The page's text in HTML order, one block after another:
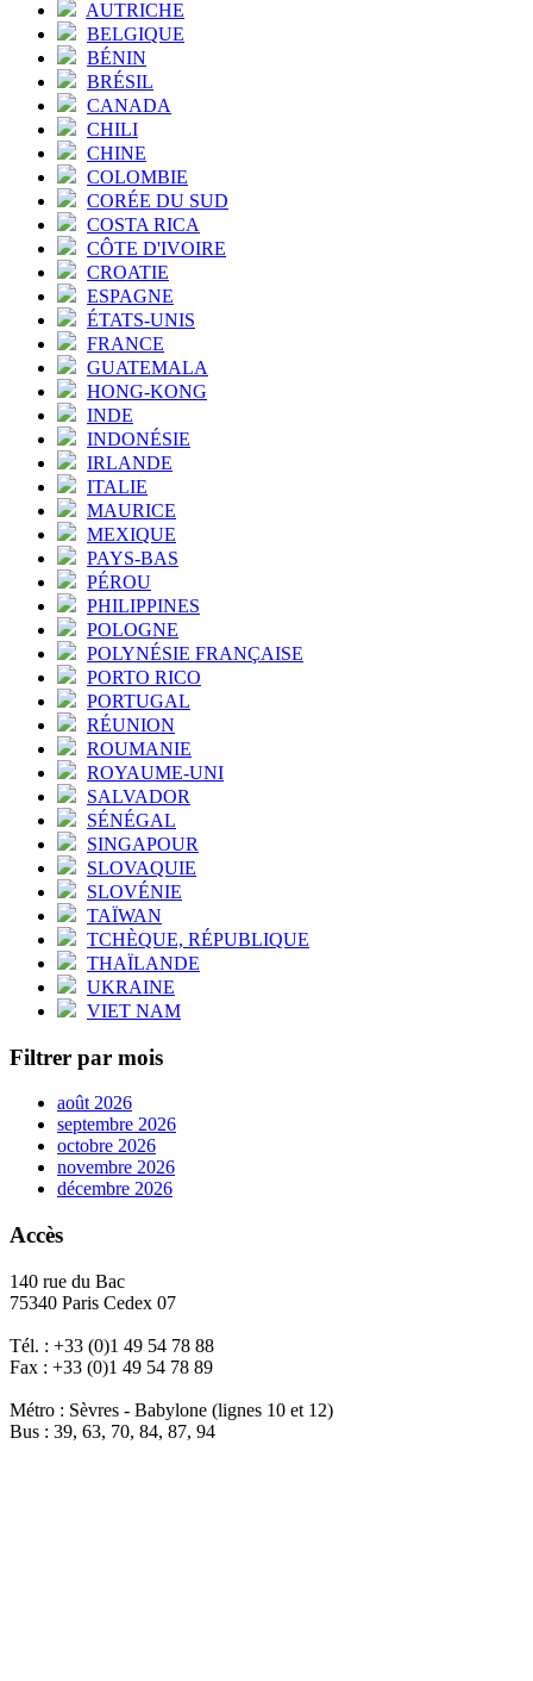
AUTRICHE
BELGIQUE
BÉNIN
BRÉSIL
CANADA
CHILI
CHINE
COLOMBIE
CORÉE DU SUD
COSTA RICA
CÔTE D'IVOIRE
CROATIE
ESPAGNE
ÉTATS-UNIS
FRANCE
GUATEMALA
HONG-KONG
INDE
INDONÉSIE
IRLANDE
ITALIE
MAURICE
MEXIQUE
PAYS-BAS
PÉROU
PHILIPPINES
POLOGNE
POLYNÉSIE FRANÇAISE
PORTO RICO
PORTUGAL
RÉUNION
ROUMANIE
ROYAUME-UNI
SALVADOR
SÉNÉGAL
SINGAPOUR
SLOVAQUIE
SLOVÉNIE
TAÏWAN
TCHÈQUE, RÉPUBLIQUE
THAÏLANDE
UKRAINE
VIET NAM
Filtrer par mois
août 2026
septembre 2026
octobre 2026
novembre 2026
décembre 2026
Accès
140 rue du Bac
75340 Paris Cedex 07
Tél. : +33 (0)1 49 54 78 88
Fax : +33 (0)1 49 54 78 89
Métro : Sèvres - Babylone (lignes 10 et 12)
Bus : 39, 63, 70, 84, 87, 94